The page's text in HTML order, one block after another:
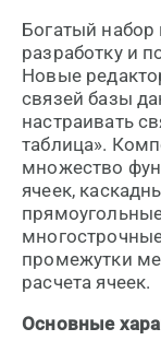
Богатый набор
разработку и
Новые
связей базы
настраивать
таблица».
множество
ячеек,
промежутки
расчета ячеек.
Основные